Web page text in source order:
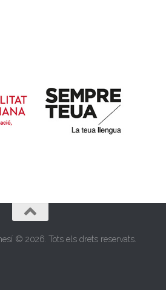
© 2026. Tots els drets reservats.